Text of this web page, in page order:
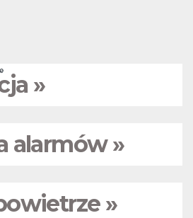
»
alarmów »
»